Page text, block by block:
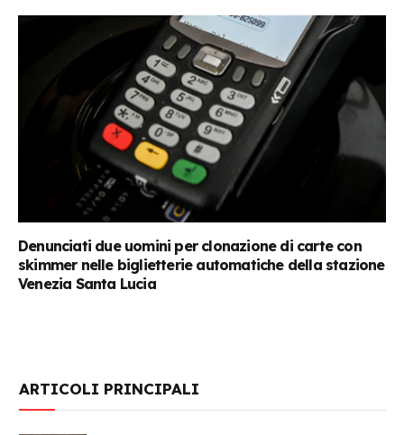
Denunciati due uomini per clonazione di carte con
skimmer nelle biglietterie automatiche della stazione
Venezia Santa Lucia
ARTICOLI PRINCIPALI